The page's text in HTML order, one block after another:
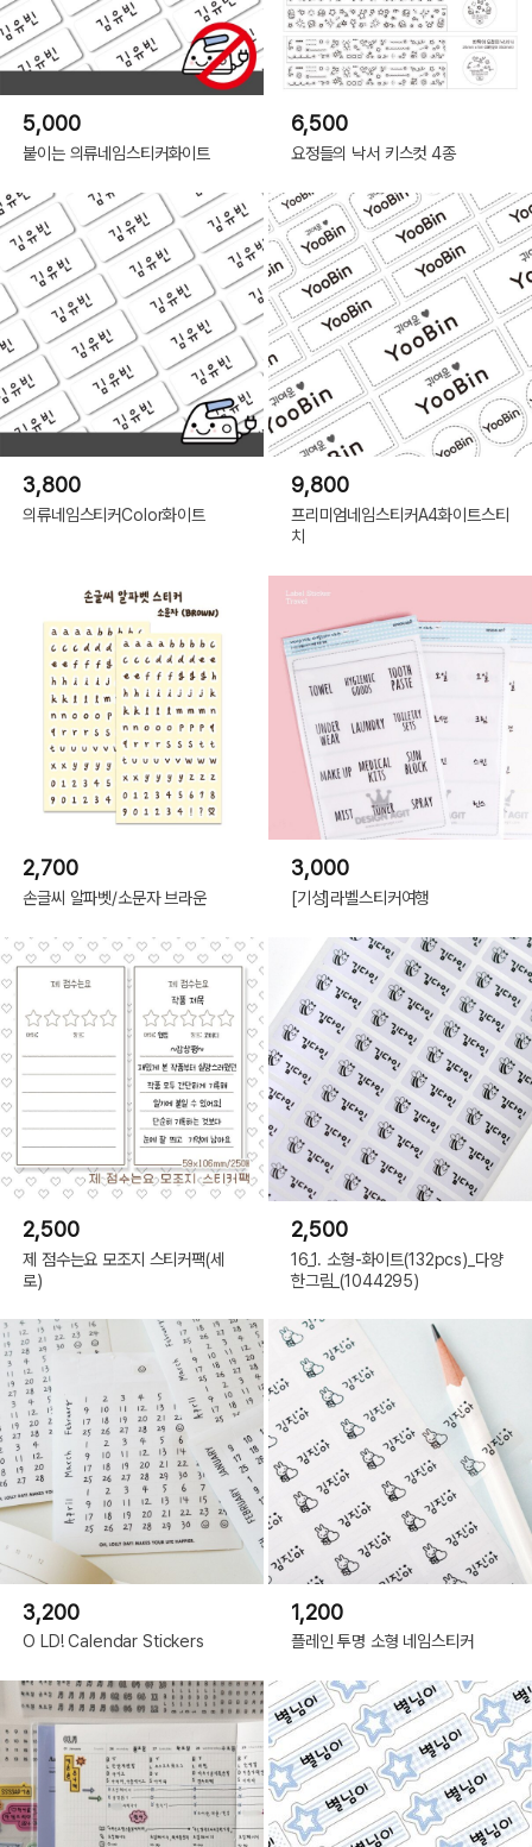
5,000
붙이는 의류네임스티커화이트
6,500
요정들의 낙서 키스컷 4종
3,800
의류네임스티커Color화이트
9,800
프리미엄네임스티커A4화이트스티
치
2,700
손글씨 알파벳/소문자 브라운
3,000
[기성]라벨스티커여행
2,500
제 점수는요 모조지 스티커팩(세
로)
2,500
16_1. 소형-화이트(132pcs)_다양
한그림_(1044295)
3,200
O LD! Calendar Stickers
1,200
플레인 투명 소형 네임스티커